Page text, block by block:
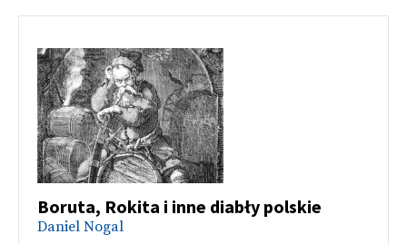
Boruta, Rokita i inne diabły polskie
Daniel Nogal